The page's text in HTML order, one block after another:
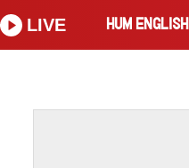
HUM ENGLISH
LIVE